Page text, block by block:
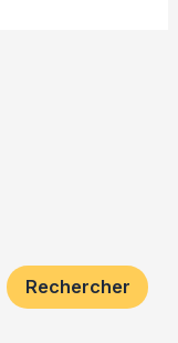
Rechercher